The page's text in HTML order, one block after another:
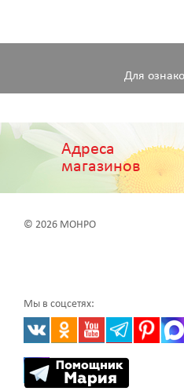
Для
Адреса
магазинов
© 2026 МОНРО
Мы в соцсетях: